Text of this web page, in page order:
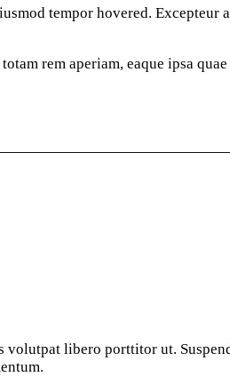
tempor hovered. Excepteur
rem aperiam, eaque ipsa
libero porttitor ut.